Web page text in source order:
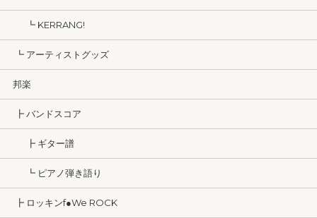
┗ KERRANG!
┗ アーティストグッズ
邦楽
┣ バンドスコア
┣ ギター譜
┗ ピアノ弾き語り
┣ ロッキンf●We ROCK